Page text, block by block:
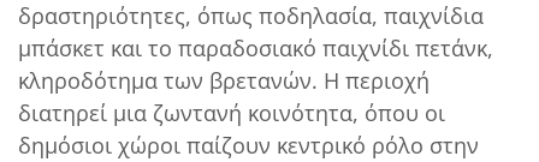
δραστηριότητες, όπως ποδηλασία, παιχνίδια
μπάσκετ και το παραδοσιακό παιχνίδι πετάνκ,
κληροδότημα των βρετανών. Η περιοχή
διατηρεί μια ζωντανή κοινότητα, όπου οι
δημόσιοι χώροι παίζουν κεντρικό ρόλο στην